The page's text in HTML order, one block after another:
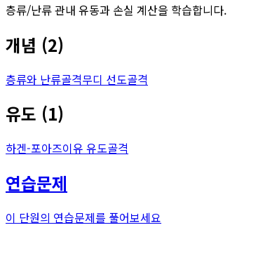
층류/난류 관내 유동과 손실 계산을 학습합니다.
개념 (2)
층류와 난류골격무디 선도골격
유도 (1)
하겐-포아즈이유 유도골격
연습문제
이 단원의 연습문제를 풀어보세요